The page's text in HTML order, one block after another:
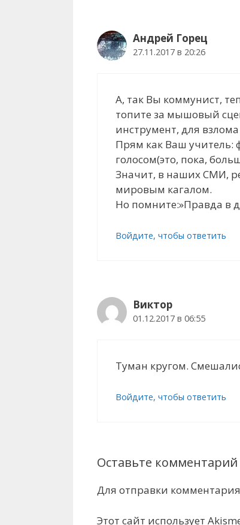
Андрей Горец
27.11.2017 в 20:26
А, так Вы коммунист,
топите за мышовый
инструмент, для
Прям как Ваш учитель:
голосом(это, пока,
Значит, в наших СМИ,
мировым кагалом.
Но помните:»Правда в
Войдите, чтобы ответить
Виктор
01.12.2017 в 06:55
Туман кругом.
Войдите, чтобы ответить
Оставьте комментарий
Для отправки
Этот сайт использует